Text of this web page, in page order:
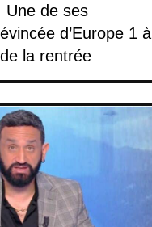
Une de ses
d’Europe 1 à
la rentrée